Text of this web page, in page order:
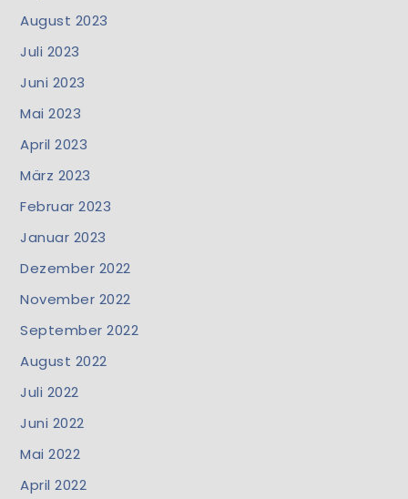
August 2023
Juli 2023
Juni 2023
Mai 2023
April 2023
März 2023
Februar 2023
Januar 2023
Dezember 2022
November 2022
September 2022
August 2022
Juli 2022
Juni 2022
Mai 2022
April 2022